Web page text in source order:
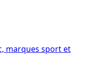
marques sport et